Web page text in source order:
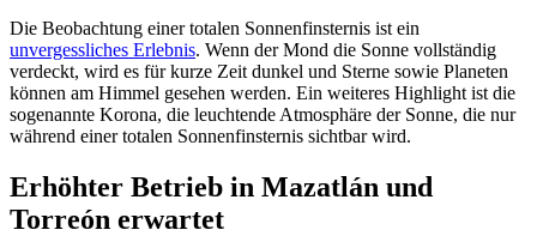
Die Beobachtung einer totalen Sonnenfinsternis ist ein
unvergessliches Erlebnis. Wenn der Mond die Sonne vollständig
verdeckt, wird es für kurze Zeit dunkel und Sterne sowie Planeten
können am Himmel gesehen werden. Ein weiteres Highlight ist die
sogenannte Korona, die leuchtende Atmosphäre der Sonne, die nur
während einer totalen Sonnenfinsternis sichtbar wird.
Erhöhter Betrieb in Mazatlán und
Torreón erwartet